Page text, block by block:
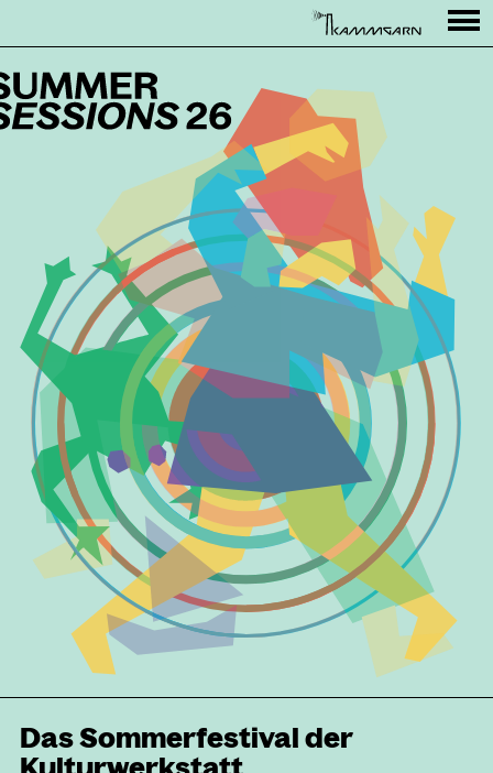
Programm
Rahmenprogramm
Besuch
Partner
Presse
Rückschau
↳ Kammgarn
KONTAKT
Kammgarn Kulturwerkstatt
Spinnereistraße 10
6971 Hard am Bodensee
Österreich
+43 5574 82731
office@kammgarn.at
NEWSLETTER
Das Sommerfestival der